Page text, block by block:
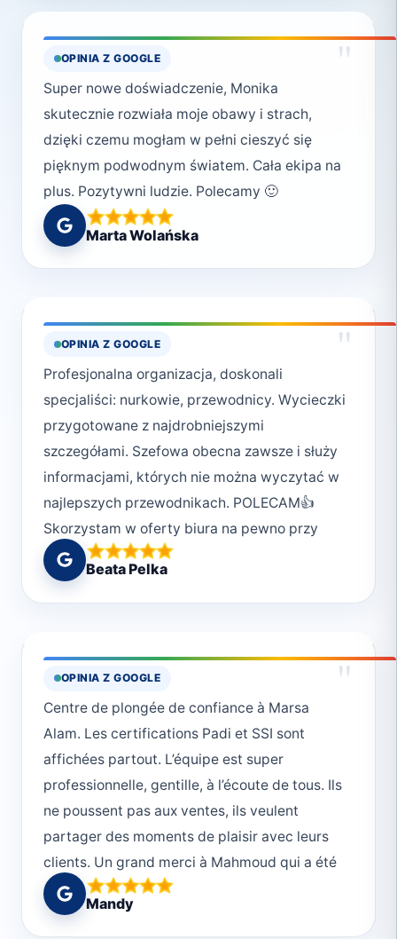
OPINIA Z GOOGLE "
Super nowe doświadczenie, Monika
skutecznie rozwiała moje obawy i strach,
dzięki czemu mogłam w pełni cieszyć się
pięknym podwodnym światem. Cała ekipa na
plus. Pozytywni ludzie. Polecamy 🙂
Marta Wolańska
OPINIA Z GOOGLE "
Profesjonalna organizacja, doskonali
specjaliści: nurkowie, przewodnicy. Wycieczki
przygotowane z najdrobniejszymi
szczegółami. Szefowa obecna zawsze i służy
informacjami, których nie można wyczytać w
najlepszych przewodnikach. POLECAM👍
Skorzystam w oferty biura na pewno przy
kolejnej wizycie w Marsa Alam
Beata Pelka
OPINIA Z GOOGLE "
Centre de plongée de confiance à Marsa
Alam. Les certifications Padi et SSI sont
affichées partout. L’équipe est super
professionnelle, gentille, à l’écoute de tous. Ils
ne poussent pas aux ventes, ils veulent
partager des moments de plaisir avec leurs
clients. Un grand merci à Mahmoud qui a été
un dive master au top, et au reste de toute
l’équipe.
Mandy